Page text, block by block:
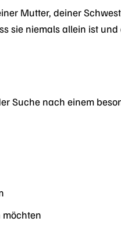
Mutter, deiner
sie niemals allein ist
Suche nach einem
möchten